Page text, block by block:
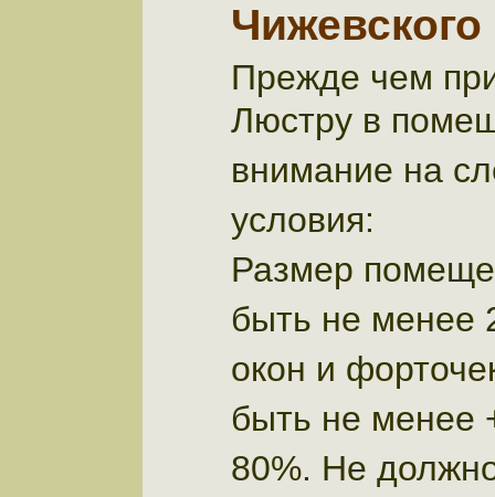
Прежде чем
Люстру в
внимание на
условия:
Размер
быть не менее
окон и
быть не менее
80%. Не